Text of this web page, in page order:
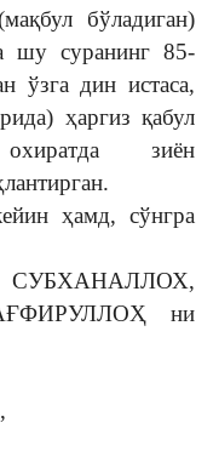
бўладиган)
шу суранинг 85-
ўзга дин ис­таса,
ҳаргиз қа­бул
зиён
ҳамд, сўнгра
СУБХАНАЛЛОХ,
ни